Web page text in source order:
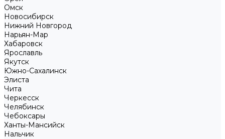
Омск
Новосибирск
Нижний Новгород
Нарьян-Мар
Хабаровск
Ярославль
Якутск
Южно-Сахалинск
Элиста
Чита
Черкесск
Челябинск
Чебоксары
Ханты-Мансийск
Нальчик